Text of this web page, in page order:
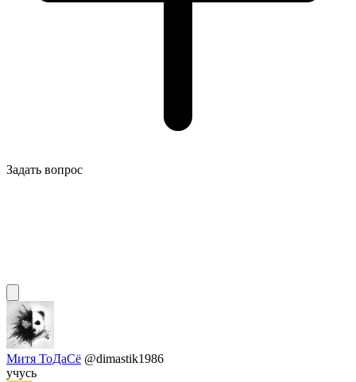
Задать вопрос
Митя ТоДаСё @dimastik1986
учусь